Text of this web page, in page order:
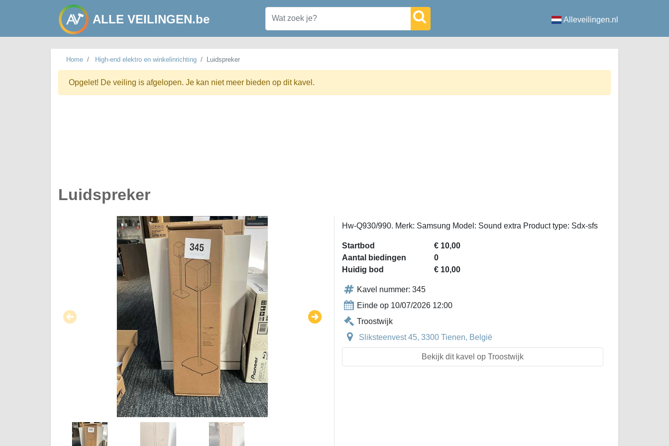
ALLE VEILINGEN.be Alleveilingen.nl
Home High-end elektro en winkelinrichting Luidspreker
Opgelet! De veiling is afgelopen. Je kan niet meer bieden op dit kavel.
Luidspreker
Hw-Q930/990. Merk: Samsung Model: Sound extra Product type: Sdx-sfs
Startbod
€ 10,00
Aantal biedingen
0
Huidig bod
€ 10,00
Kavel nummer: 345
Einde op 10/07/2026 12:00
Troostwijk
Sliksteenvest 45, 3300 Tienen, België
Bekijk dit kavel op Troostwijk